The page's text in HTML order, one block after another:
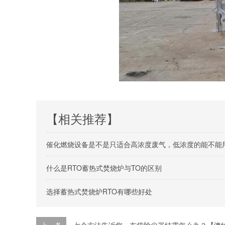
【相关推荐】
催化燃烧设备是不是只适合高浓度废气，低浓度的能不能
什么是RTO蓄热式焚烧炉与TO的区别
选择蓄热式焚烧炉RTO有哪些好处